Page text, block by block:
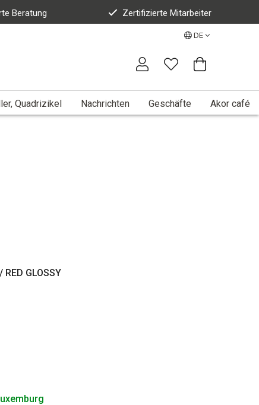
Beratung Zertifizierte Mitarbeiter
DE
Quadrizikel Nachrichten Geschäfte Akor café
RED GLOSSY